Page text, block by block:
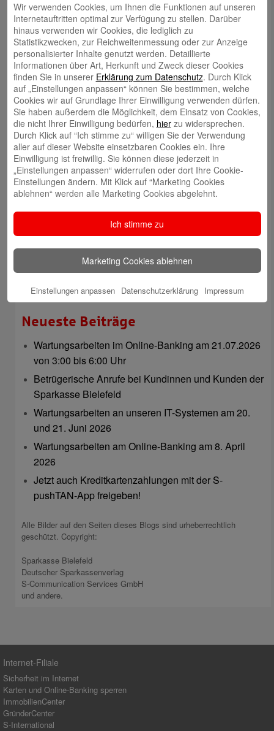
Christoph Kaleschke
Stephan Merkel
Rahel Neufeld
Natalia Tietz
Neueste Beiträge
Wartungsarbeiten im Online-Banking am 21.07.2026
von 3:00 bis 6:00 Uhr
Betrügerische Anrufe bei Kundinnen und Kunden der
Sparkasse Bielefeld
Wartungsarbeiten an unseren IT-Systemen am 20.
und 21. Juni 2026
Wartungsarbeiten am Online-Banking am 8. April
2026
Jetzt auch Kreditkartenzahlungen mit der S-
pushTAN-App freigeben!
Alle Bilder auf den Seiten dieses Blogs sind urheberrechtlich
geschützt. Copyright:
Sparkasse Bielefeld
Deutscher Sparkassenverlag
S-Communication Services GmbH
und andere.
Internet-Filiale
Sicherheit im Internet
Karten und Online-Banking sperren
ImmobilienCenter
GründerCenter
S-International
Wir verwenden Cookies, um Ihnen die Funktionen auf unseren
Internetauftritten optimal zur Verfügung zu stellen. Darüber
hinaus verwenden wir Cookies, die lediglich zu
Statistikzwecken, zur Reichweitenmessung oder zur Anzeige
personalisierter Inhalte genutzt werden. Detaillierte
Informationen über Art, Herkunft und Zweck dieser Cookies
finden Sie in unserer Erklärung zum Datenschutz. Durch Klick
auf „Einstellungen anpassen“ können Sie bestimmen, welche
Cookies wir auf Grundlage Ihrer Einwilligung verwenden dürfen.
Sie haben außerdem die Möglichkeit, dem Einsatz von Cookies,
die nicht Ihrer Einwilligung bedürfen, hierzu widersprechen.
Durch Klick auf “Ich stimme zu“ willigen Sie der Verwendung
aller auf dieser Website einsetzbaren Cookies ein. Ihre
Einwilligung ist freiwillig. Sie können diese jederzeit in
„Einstellungen anpassen“ widerrufen oder dort Ihre Cookie-
Einstellungen ändern. Mit Klick auf “Marketing Cookies
ablehnen“ werden alle Marketing Cookies abgelehnt.
Ich stimme zu
Marketing Cookies ablehnen
Einstellungen anpassen Datenschutzerklärung Impressum